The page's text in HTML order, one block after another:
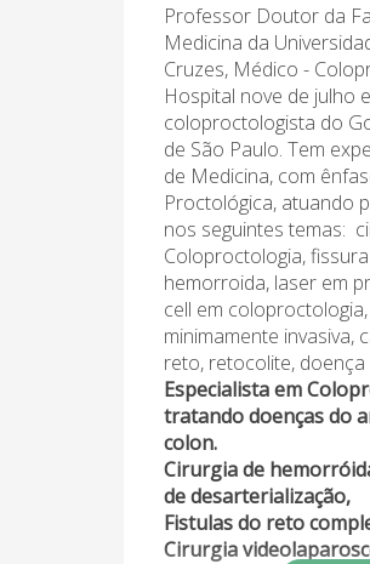
Professor Doutor da
Medicina da
Cruzes, Médico -
Hospital nove de julho
coloproctologista do
de São Paulo. Tem
de Medicina, com
Proctológica, atuando
nos seguintes temas:
Coloproctologia,
hemorroida, laser em
cell em
minimamente invasiva,
reto, retocolite, doença
Especialista em
tratando doenças do
colon.
Cirurgia de
de desarterialização,
Fistulas do reto
Cirurgia